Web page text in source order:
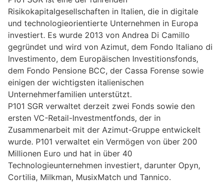
Risikokapitalgesellschaften in Italien, die in digitale
und technologieorientierte Unternehmen in Europa
investiert. Es wurde 2013 von Andrea Di Camillo
gegründet und wird von Azimut, dem Fondo Italiano di
Investimento, dem Europäischen Investitionsfonds,
dem Fondo Pensione BCC, der Cassa Forense sowie
einigen der wichtigsten italienischen
Unternehmerfamilien unterstützt.
P101 SGR verwaltet derzeit zwei Fonds sowie den
ersten VC-Retail-Investmentfonds, der in
Zusammenarbeit mit der Azimut-Gruppe entwickelt
wurde. P101 verwaltet ein Vermögen von über 200
Millionen Euro und hat in über 40
Technologieunternehmen investiert, darunter Opyn,
Cortilia, Milkman, MusixMatch und Tannico.